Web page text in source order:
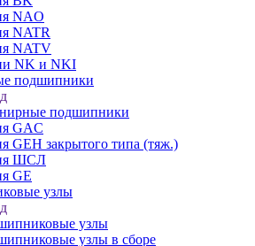
NAO
NATR
NATV
NK и NKI
подшипники
подшипники
GAC
GEH закрытого типа (тяж.)
ШСЛ
GE
узлы
узлы
узлы в сборе